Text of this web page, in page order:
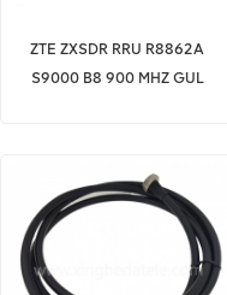
ZTE ZXSDR RRU R8862A
S9000 B8 900 MHZ GUL